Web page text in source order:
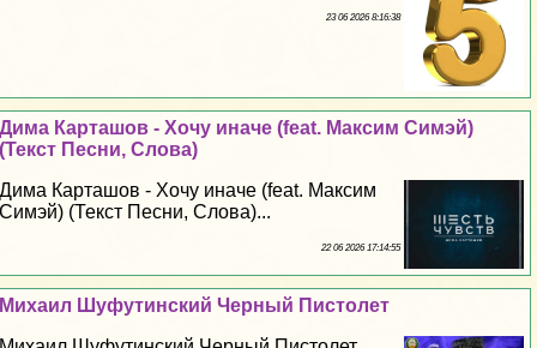
23 06 2026 8:16:38
Дима Карташов - Хочу иначе (feat. Максим Симэй)
(Текст Песни, Слова)
Дима Карташов - Хочу иначе (feat. Максим
Симэй) (Текст Песни, Слова)...
22 06 2026 17:14:55
Михаил Шуфутинский Черный Пистолет